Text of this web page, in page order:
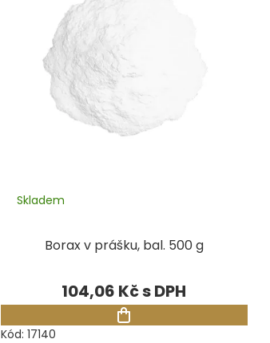
Borax v prášku, bal. 500 g
Skladem
104,06 Kč
Kód: 17140